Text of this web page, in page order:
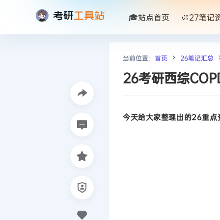
🎓站点首页 🎨27笔记
当前位置： 首页 26笔记汇总
26考研西综
今天给大家整理出的26重点